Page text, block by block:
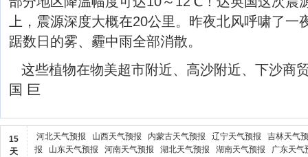
上，震源深度大概在20公里。昨夜北风呼啸了一
踞数日的雾、霾中雨全部消散。
这些植物在物美超市附近、高沙附近、下沙商
国 巨
15
天
河北天气预报 山西天气预报 内蒙古天气预报 辽宁天气预报
吉林天气
报
山东天气预报 河南天气预报 湖北天气预报 湖南天气预报 广东天气